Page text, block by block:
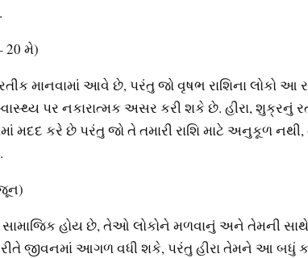
20 મે)
માનવામાં આવે છે, પરંતુ જો વૃષભ રાશિના લોકો આ
પર નકારાત્મક અસર કરી શકે છે. હીરા, શુક્રનું
મદદ કરે છે પરંતુ જો તે તમારી રાશિ માટે અનુકૂળ નથી,
સામાજિક હોય છે, તેઓ લોકોને મળવાનું અને તેમની
જીવનમાં આગળ વધી શકે, પરંતુ હીરા તેમને આ બધું